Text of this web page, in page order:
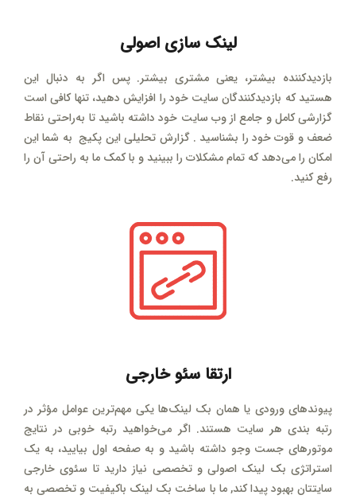
لینک سازی اصولی
بازدیدکننده بیشتر، یعنی مشتری بیشتر. پس اگر به دنبال این
هستید که بازدیدکنندگان سایت خود را افزایش دهید، تنها کافی است
گزارشی کامل و جامع از وب سایت خود داشته باشید تا به‌راحتی نقاط
ضعف و قوت خود را بشناسید . گزارش تحلیلی این پکیج به شما این
امکان را می‌دهد که تمام مشکلات را ببینید و با کمک ما به راحتی آن را
رفع کنید.
ارتقا سئو خارجی
پیوندهای ورودی یا همان بک لینک‌ها یکی مهم‌ترین عوامل مؤثر در
رتبه بندی هر سایت هستند. اگر می‌خواهید رتبه خوبی در نتایج
موتورهای جست وجو داشته باشید و به صفحه اول بیایید، به یک
استراتژی بک لینک اصولی و تخصصی نیاز دارید تا سئوی خارجی
سایتتان بهبود پیدا کند, ما با ساخت بک لینک باکیفیت و تخصصی به